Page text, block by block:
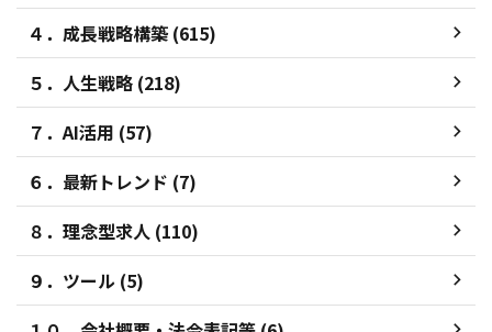
４．成長戦略構築 (615)
５．人生戦略 (218)
７．AI活用 (57)
６．最新トレンド (7)
８．理念型求人 (110)
９．ツール (5)